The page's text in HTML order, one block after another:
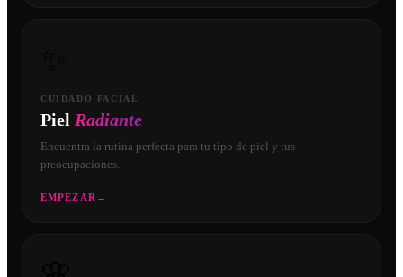
CUIDADO FACIAL
Piel Radiante
Encuentra la rutina perfecta para tu tipo de piel y tus
preocupaciones.
EMPEZAR →